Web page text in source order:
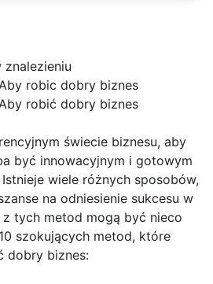
robic dobry biznes
robić dobry biznes
świecie biznesu, aby
być innowacyjnym i gotowym
wiele różnych sposobów,
na odniesienie sukcesu w
tych metod mogą być nieco
szokujących metod, które
dobry biznes: